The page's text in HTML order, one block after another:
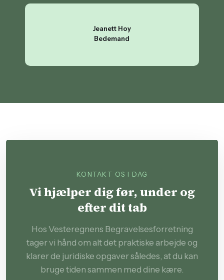
Jeanett Hoy
Bedemand
KONTAKT OS I DAG
Vi hjælper dig før, under og
efter dit tab
Hos Vesteregnens Begravelsesforretning
tager vi hånd om alt det praktiske arbejde og
klarer de juridiske opgaver således, at du kan
bruge tiden sammen med dine kære.